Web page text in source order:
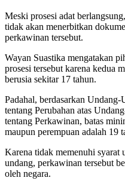
Meski prosesi adat
tidak akan menerbitkan
perkawinan tersebut.
Wayan Suastika mengatakan
prosesi tersebut karena kedua
berusia sekitar 17 tahun.
Padahal, berdasarkan
tentang Perubahan atas
tentang Perkawinan, batas
maupun perempuan adalah 19
Karena tidak memenuhi syarat
undang, perkawinan tersebut
oleh negara.